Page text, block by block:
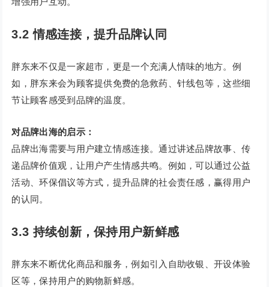
3.2 情感连接，提升品牌认同
胖东来不仅是一家超市，更是一个充满人情味的地方。例
如，胖东来会为顾客提供免费的急救药、针线包等，这些细
节让顾客感受到品牌的温度。
对品牌出海的启示：
品牌出海需要与用户建立情感连接。通过讲述品牌故事、传
递品牌价值观，让用户产生情感共鸣。例如，可以通过公益
活动、环保倡议等方式，提升品牌的社会责任感，赢得用户
的认同。
3.3 持续创新，保持用户新鲜感
胖东来不断优化商品和服务，例如引入自助收银、开设体验
区等，保持用户的购物新鲜感。